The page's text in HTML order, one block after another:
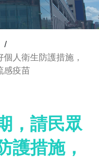
/
人衛生防護措施，
感疫苗
，請民眾
護措施，